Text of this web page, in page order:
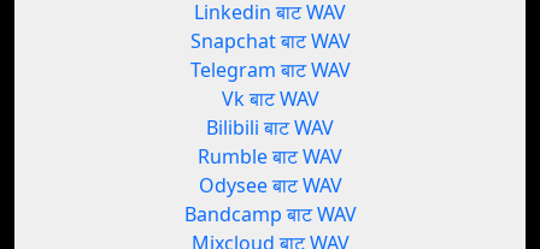
Linkedin बाट WAV
Snapchat बाट WAV
Telegram बाट WAV
Vk बाट WAV
Bilibili बाट WAV
Rumble बाट WAV
Odysee बाट WAV
Bandcamp बाट WAV
Mixcloud बाट WAV